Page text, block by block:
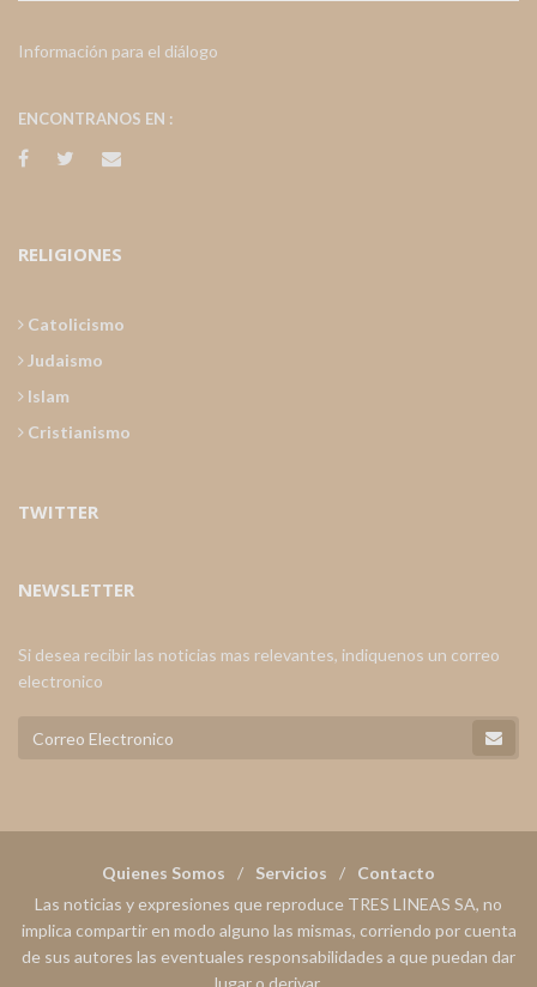
Información para el diálogo
ENCONTRANOS EN :
RELIGIONES
Catolicismo
Judaismo
Islam
Cristianismo
TWITTER
NEWSLETTER
Si desea recibir las noticias mas relevantes, indiquenos un correo
electronico
Quienes Somos Servicios
Contacto
Las noticias y expresiones que reproduce TRES LINEAS SA, no
implica compartir en modo alguno las mismas, corriendo por cuenta
de sus autores las eventuales responsabilidades a que puedan dar